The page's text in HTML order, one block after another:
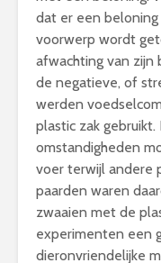
dat er een
voorwerp wordt
afwachting van zijn
de negatieve, of
werden
plastic zak
omstandigheden
voer terwijl andere
paarden waren
zwaaien met de
experimenten een
dieronvriendelijke